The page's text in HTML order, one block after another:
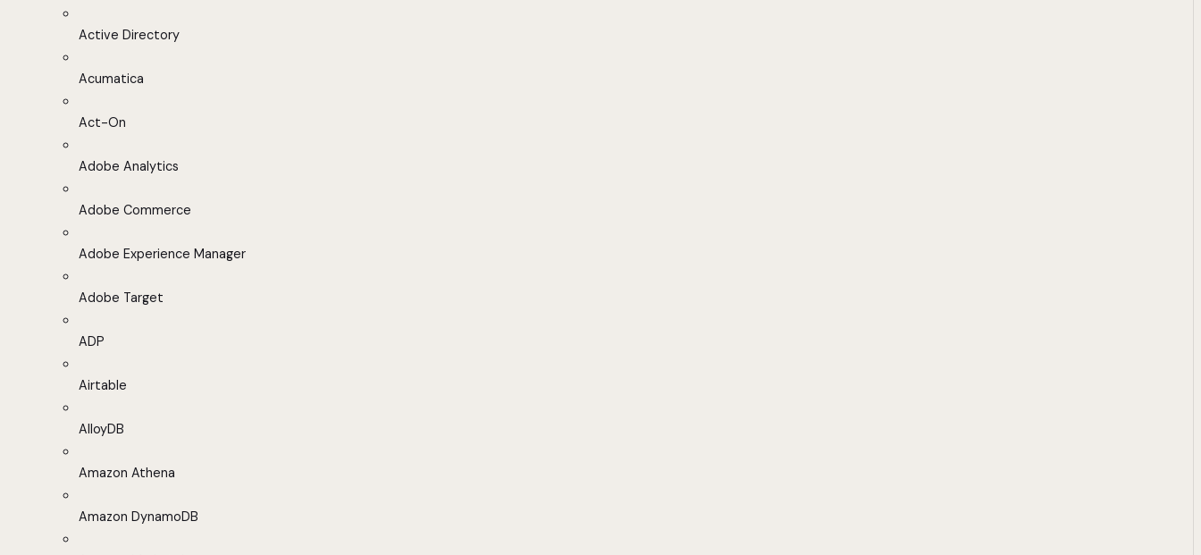
Active Directory
Acumatica
Act-On
Adobe Analytics
Adobe Commerce
Adobe Experience Manager
Adobe Target
ADP
Airtable
AlloyDB
Amazon Athena
Amazon DynamoDB